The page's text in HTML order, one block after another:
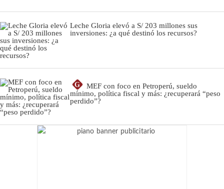
Leche Gloria elevó a S/ 203 millones sus
inversiones: ¿a qué destinó los recursos?
G
MEF con foco en Petroperú, sueldo
mínimo, política fiscal y más: ¿recuperará “peso
perdido”?